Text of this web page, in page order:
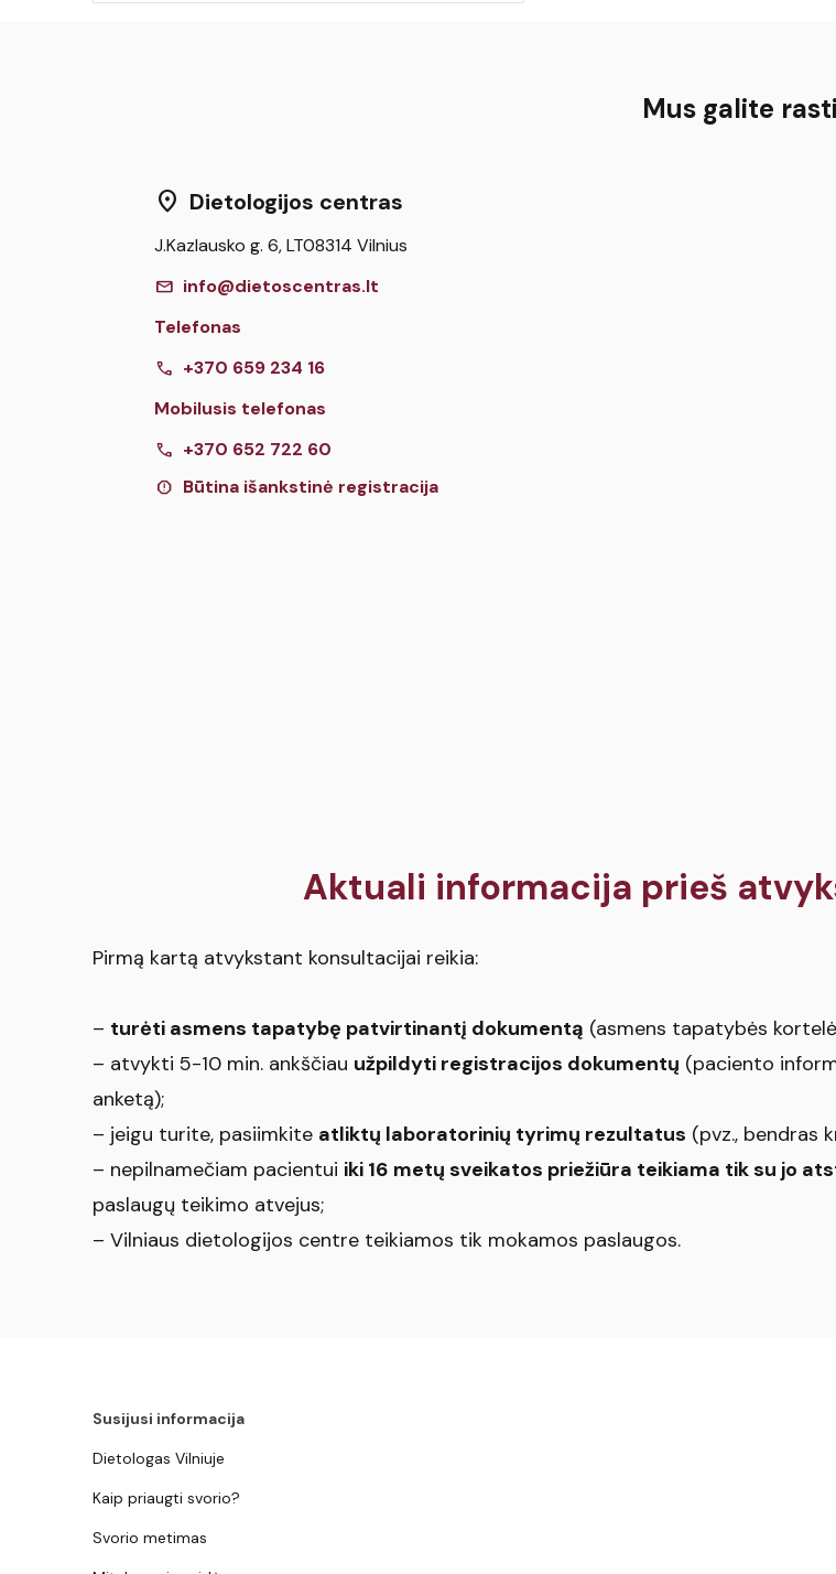
Mus galite rasti
location_on Dietologijos centras
J.Kazlausko g. 6, LT08314 Vilnius
mail info@dietoscentras.lt
Telefonas
call +370 659 234 16
Mobilusis telefonas
call +370 652 722 60
report Būtina išankstinė registracija
Aktuali informacija prieš
Pirmą kartą atvykstant konsultacijai reikia:
– turėti asmens tapatybę patvirtinantį dokumentą (asmens tapatybės
– atvykti 5-10 min. ankščiau užpildyti registracijos dokumentų (paciento
anketą);
– jeigu turite, pasiimkite atliktų laboratorinių tyrimų rezultatus (pvz., bendras
– nepilnamečiam pacientui iki 16 metų sveikatos priežiūra teikiama tik su jo
paslaugų teikimo atvejus;
– Vilniaus dietologijos centre teikiamos tik mokamos paslaugos.
Susijusi informacija
Dietologas Vilniuje
Kaip priaugti svorio?
Svorio metimas